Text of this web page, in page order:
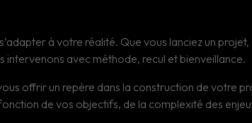
à votre réalité. Que vous lanciez un
avec méthode, recul et bienveillance.
offrir un repère dans la construction de votre
de vos objectifs, de la complexité des